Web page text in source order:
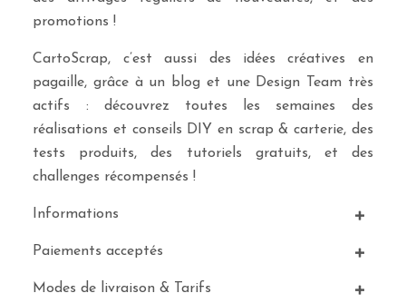
promotions !
CartoScrap, c’est aussi des idées créatives en
pagaille, grâce à un blog et une Design Team très
actifs : découvrez toutes les semaines des
réalisations et conseils DIY en scrap & carterie, des
tests produits, des tutoriels gratuits, et des
challenges récompensés !
Informations
Paiements acceptés
Modes de livraison & Tarifs